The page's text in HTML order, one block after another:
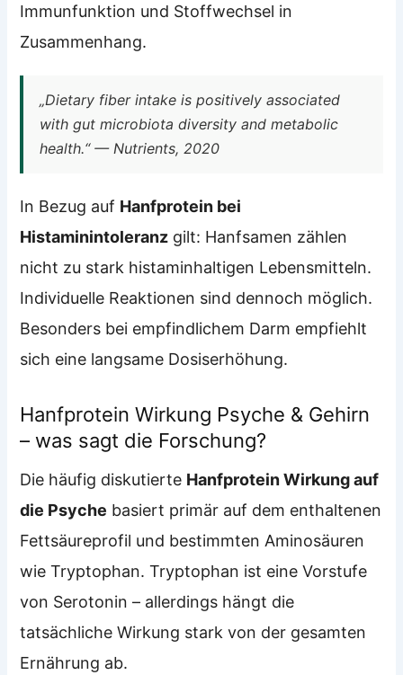
Immunfunktion und Stoffwechsel in
Zusammenhang.
„Dietary fiber intake is positively associated
with gut microbiota diversity and metabolic
health.“ — Nutrients, 2020
In Bezug auf Hanfprotein bei
Histaminintoleranz gilt: Hanfsamen zählen
nicht zu stark histaminhaltigen Lebensmitteln.
Individuelle Reaktionen sind dennoch möglich.
Besonders bei empfindlichem Darm empfiehlt
sich eine langsame Dosiserhöhung.
Hanfprotein Wirkung Psyche & Gehirn
– was sagt die Forschung?
Die häufig diskutierte Hanfprotein Wirkung auf
die Psyche basiert primär auf dem enthaltenen
Fettsäureprofil und bestimmten Aminosäuren
wie Tryptophan. Tryptophan ist eine Vorstufe
von Serotonin – allerdings hängt die
tatsächliche Wirkung stark von der gesamten
Ernährung ab.